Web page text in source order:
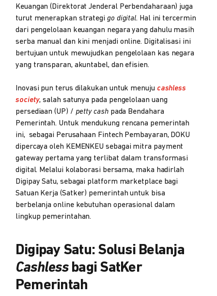
Keuangan (Direktorat Jenderal Perbendaharaan) juga
turut menerapkan strategi go digital. Hal ini tercermin
dari pengelolaan keuangan negara yang dahulu masih
serba manual dan kini menjadi online. Digitalisasi ini
bertujuan untuk mewujudkan pengelolaan kas negara
yang transparan, akuntabel, dan efisien.
Inovasi pun terus dilakukan untuk menuju cashless
society, salah satunya pada pengelolaan uang
persediaan (UP) / petty cashpada Bendahara
Pemerintah. Untuk mendukung rencana pemerintah
ini, sebagai Perusahaan Fintech Pembayaran, DOKU
dipercaya oleh KEMENKEU sebagai mitra payment
gateway pertama yang terlibat dalam transformasi
digital. Melalui kolaborasi bersama, maka hadirlah
Digipay Satu, sebagai platform marketplace bagi
Satuan Kerja (Satker) pemerintah untuk bisa
berbelanja online kebutuhan operasional dalam
lingkup pemerintahan.
Digipay Satu: Solusi Belanja
Cashlessbagi SatKer
Pemerintah